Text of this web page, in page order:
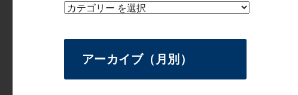
アーカイブ（月別）